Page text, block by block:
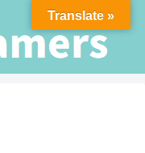
Translate »